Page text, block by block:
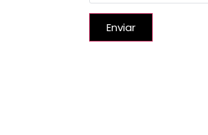
Enviar